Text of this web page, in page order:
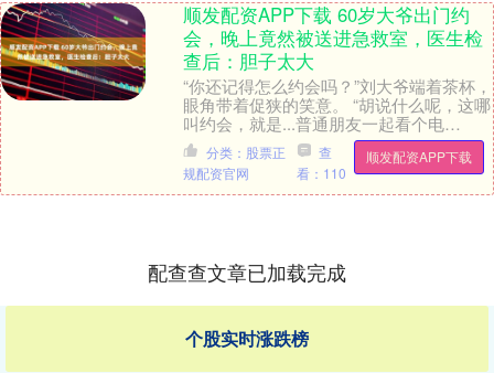
顺发配资APP下载 60岁大爷出门约
会，晚上竟然被送进急救室，医生检
查后：胆子太大
“你还记得怎么约会吗？”刘大爷端着茶杯，
眼角带着促狭的笑意。 “胡说什么呢，这哪
叫约会，就是...普通朋友一起看个电
影。”周大爷放下报纸，耳根微红。 “都买
了领....
顺发配资APP下载
分类：股票正
规配资官网
查
看：110
配查查文章已加载完成
个股实时涨跌榜